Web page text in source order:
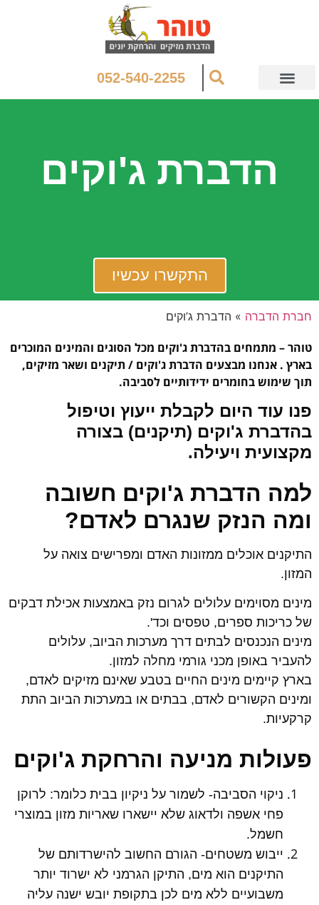
052-540-2255
הדברת ג'וקים
התקשרו עכשיו
חברת הדברה » הדברת ג’וקים
טוהר – מתמחים בהדברת ג'וקים מכל הסוגים והמינים המוכרים
בארץ . אנחנו מבצעים הדברת ג'וקים / תיקנים ושאר מזיקים,
תוך שימוש בחומרים ידידותיים לסביבה.
פנו עוד היום לקבלת ייעוץ וטיפול
בהדברת ג'וקים (תיקנים) בצורה
מקצועית ויעילה.
למה הדברת ג'וקים חשובה
ומה הנזק שנגרם לאדם?
התיקנים אוכלים ממזונות האדם ומפרישים צואה על
המזון.
מינים מסוימים עלולים לגרום נזק באמצעות אכילת דבקים
של כריכות ספרים, טפסים וכד'.
מינים הנכנסים לבתים דרך מערכות הביוב, עלולים
להעביר באופן מכני גורמי מחלה למזון.
בארץ קיימים מינים החיים בטבע שאינם מזיקים לאדם,
ומינים הקשורים לאדם, בבתים או במערכות הביוב התת
קרקעיות.
פעולות מניעה והרחקת ג'וקים
ניקוי הסביבה- לשמור על ניקיון בבית כלומר: לרוקן
פחי אשפה ולדאוג שלא יישארו שאריות מזון במוצרי
חשמל.
ייבוש משטחים- הגורם החשוב להישרדותם של
התיקנים הוא מים, התיקן הגרמני לא ישרוד יותר
משבועיים ללא מים לכן בתקופת יובש ישנה עליה